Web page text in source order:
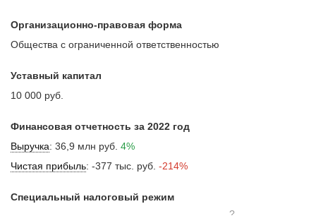
Организационно-правовая форма
Общества с ограниченной ответственностью
Уставный капитал
10 000 руб.
Финансовая отчетность за 2022 год
Выручка: 36,9 млн руб. 4%
Чистая прибыль: -377 тыс. руб. -214%
Специальный налоговый режим